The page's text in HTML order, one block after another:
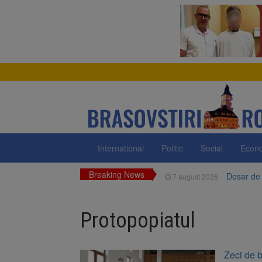
International Politic Social
Breaking News 7 august 2026 Dosar
neigienizate
7 august 2026
luni
Protopopiatul
Zeci de